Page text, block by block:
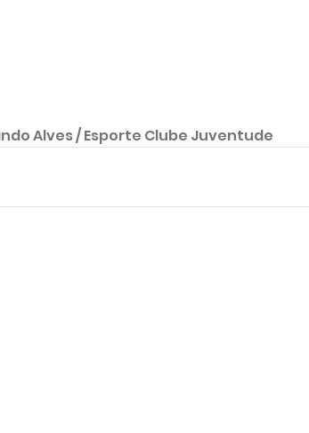
Alves / Esporte Clube Juventude